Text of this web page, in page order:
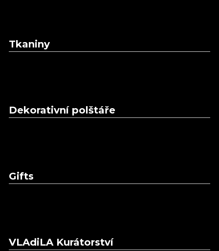
Tkaniny
Dekorativní polštáře
Gifts
VLAdiLA Kurátorství